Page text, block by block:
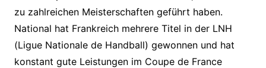
zu zahlreichen Meisterschaften geführt haben.
National hat Frankreich mehrere Titel in der LNH
(Ligue Nationale de Handball) gewonnen und hat
konstant gute Leistungen im Coupe de France